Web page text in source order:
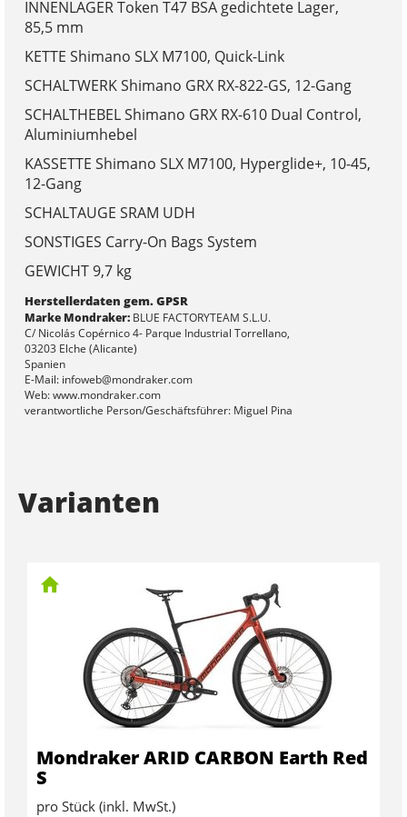
INNENLAGER Token T47 BSA gedichtete Lager,
85,5 mm
KETTE Shimano SLX M7100, Quick-Link
SCHALTWERK Shimano GRX RX-822-GS, 12-Gang
SCHALTHEBEL Shimano GRX RX-610 Dual Control,
Aluminiumhebel
KASSETTE Shimano SLX M7100, Hyperglide+, 10-45,
12-Gang
SCHALTAUGE SRAM UDH
SONSTIGES Carry-On Bags System
GEWICHT 9,7 kg
Herstellerdaten gem. GPSR
Marke Mondraker:BLUE FACTORYTEAM S.L.U.
C/ Nicolás Copérnico 4- Parque Industrial Torrellano,
03203 Elche (Alicante)
Spanien
E-Mail: infoweb@mondraker.com
Web: www.mondraker.com
verantwortliche Person/Geschäftsführer: Miguel Pina
Varianten
Mondraker ARID CARBON Earth Red
S
pro Stück (inkl. MwSt.)